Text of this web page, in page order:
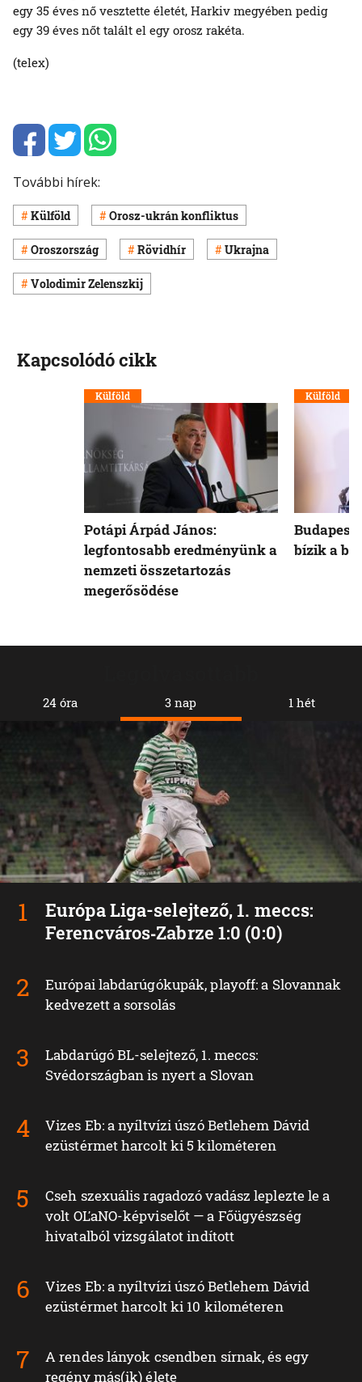
egy 35 éves nő vesztette életét, Harkiv megyében pedig
egy 39 éves nőt talált el egy orosz rakéta.
(telex)
További hírek:
Külföld Orosz-ukrán konfliktus
Oroszország Rövidhír Ukrajna
Volodimir Zelenszkij
24 óra 3 nap
Európa Liga-selejtező, 1. meccs:
Ferencváros‑Zabrze 1:0 (0:0)
Európai labdarúgókupák, playoff: a Slovannak
kedvezett a sorsolás
Labdarúgó BL-selejtező, 1. meccs:
Svédországban is nyert a Slovan
Vizes Eb: a nyíltvízi úszó Betlehem Dávid
ezüstérmet harcolt ki 5 kilométeren
Cseh szexuális ragadozó vadász leplezte le a
volt OĽaNO-képviselőt — a Főügyészség
hivatalból vizsgálatot indított
Vizes Eb: a nyíltvízi úszó Betlehem Dávid
ezüstérmet harcolt ki 10 kilométeren
A rendes lányok csendben sírnak, és egy
regény más(ik) élete
1 hét
Kapcsolódó cikk
Külföld
Potápi Árpád János:
legfontosabb eredményünk a
nemzeti összetartozás
megerősödése
Külföld
Budapest
bízik a